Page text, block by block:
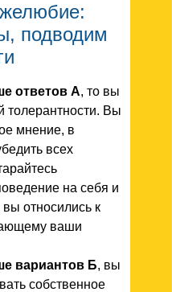
подводим
ответов А, то вы
толерантности. Вы
мнение, в
всех
на себя и
относились к
ваши
вариантов Б, вы
собственное